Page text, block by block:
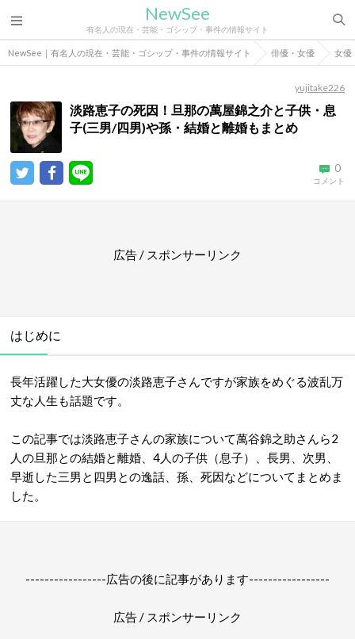
NewSee
有名人の現在・芸能・ゴシップ・事件の情報サイト
NewSee｜有名人の現在・芸能・ゴシップ・事件の情報サイト 俳優・女優 女優
yujitake226
淡路恵子の死因！旦那の萬屋錦之介と子供・息
子(三男/四男)や孫・結婚と離婚もまとめ
0
コメント
広告 / スポンサーリンク
はじめに
長年活躍した大女優の淡路恵子さんですが家族をめぐる波乱万
丈な人生も話題です。
この記事では淡路恵子さんの家族について萬谷錦之助さんら2
人の旦那との結婚と離婚、4人の子供（息子）、長男、次男、
早逝した三男と四男との逸話、孫、死因などについてまとめま
した。
-----------------広告の後に記事があります-----------------
広告 / スポンサーリンク